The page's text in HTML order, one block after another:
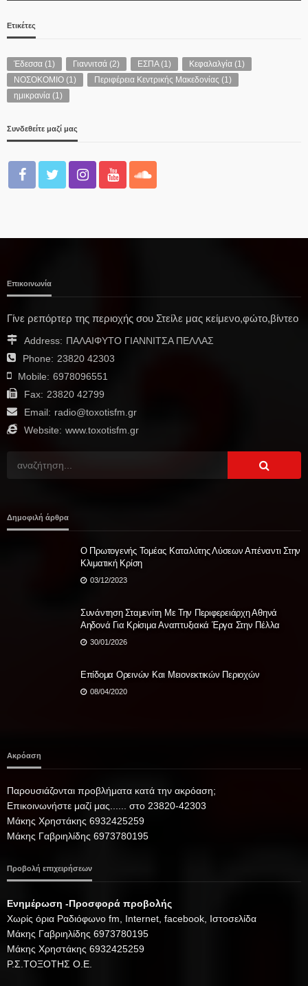
Ετικέτες
Έδεσσα (1) Γιαννιτσά (2) ΕΣΠΑ(1) Κεφαλαλγία (1)
ΝΟΣΟΚΟΜΙΟ (1) Περιφέρεια Κεντρικής Μακεδονίας (1)
ημικρανία (1)
Συνδεθείτε μαζί μας
Επικοινωνία
Γίνε ρεπόρτερ της περιοχής σου Στείλε μας κείμενο,φώτο,βίντεο
Address: ΠΑΛΑΙΦΥΤΟ ΓΙΑΝΝΙΤΣΑ ΠΕΛΛΑΣ
Phone: 23820 42303
Mobile: 6978096551
Fax: 23820 42799
Email: radio@toxotisfm.gr
Website: www.toxotisfm.gr
Δημοφιλή άρθρα
Ο Πρωτογενής Τομέας Καταλύτης Λύσεων Απέναντι Στην
Κλιματική Κρίση
03/12/2023
Συνάντηση Σταμενίτη Με Την Περιφερειάρχη Αθηνά
Αηδονά Για Κρίσιμα Αναπτυξιακά Έργα Στην Πέλλα
30/01/2026
Επίδομα Ορεινών Και Μειονεκτικών Περιοχών
08/04/2020
Ακρόαση
Παρουσιάζονται προβλήματα κατά την ακρόαση;
Επικοινωνήστε μαζί μας...... στο 23820-42303
Μάκης Χρηστάκης 6932425259
Μάκης Γαβριηλίδης 6973780195
Προβολή επιχειρήσεων
Ενημέρωση -Προσφορά προβολής
Xωρίς όρια Ραδιόφωνο fm, Internet, facebook, Ιστοσελίδα
Μάκης Γαβριηλίδης 6973780195
Μάκης Χρηστάκης 6932425259
Ρ.Σ.ΤΟΞΟΤΗΣ Ο.Ε.